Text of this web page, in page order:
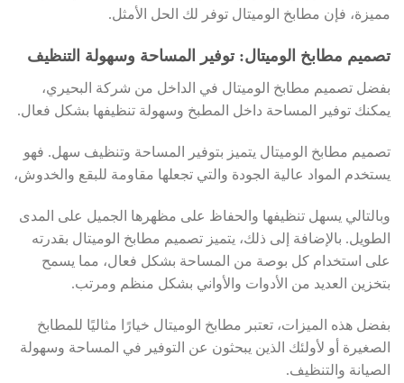
مميزة، فإن مطابخ الوميتال توفر لك الحل الأمثل.
تصميم مطابخ الوميتال: توفير المساحة وسهولة التنظيف
بفضل تصميم مطابخ الوميتال في الداخل من شركة البحيري،
يمكنك توفير المساحة داخل المطبخ وسهولة تنظيفها بشكل فعال.
تصميم مطابخ الوميتال يتميز بتوفير المساحة وتنظيف سهل. فهو
يستخدم المواد عالية الجودة والتي تجعلها مقاومة للبقع والخدوش،
وبالتالي يسهل تنظيفها والحفاظ على مظهرها الجميل على المدى
الطويل. بالإضافة إلى ذلك، يتميز تصميم مطابخ الوميتال بقدرته
على استخدام كل بوصة من المساحة بشكل فعال، مما يسمح
بتخزين العديد من الأدوات والأواني بشكل منظم ومرتب.
بفضل هذه الميزات، تعتبر مطابخ الوميتال خيارًا مثاليًا للمطابخ
الصغيرة أو لأولئك الذين يبحثون عن التوفير في المساحة وسهولة
الصيانة والتنظيف.